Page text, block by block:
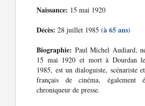
Naissance: 15 mai 1920
Décès: 28 juillet 1985(à 65 ans)
Biographie: Paul Michel Audiard,
15 mai 1920 et mort à Dourdan
1985, est un dialoguiste, scénariste
français de cinéma, également
chroniqueur de presse.